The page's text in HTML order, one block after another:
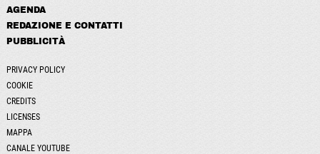
AGENDA
REDAZIONE E CONTATTI
PUBBLICITÀ
PRIVACY POLICY
COOKIE
CREDITS
LICENSES
MAPPA
CANALE YOUTUBE